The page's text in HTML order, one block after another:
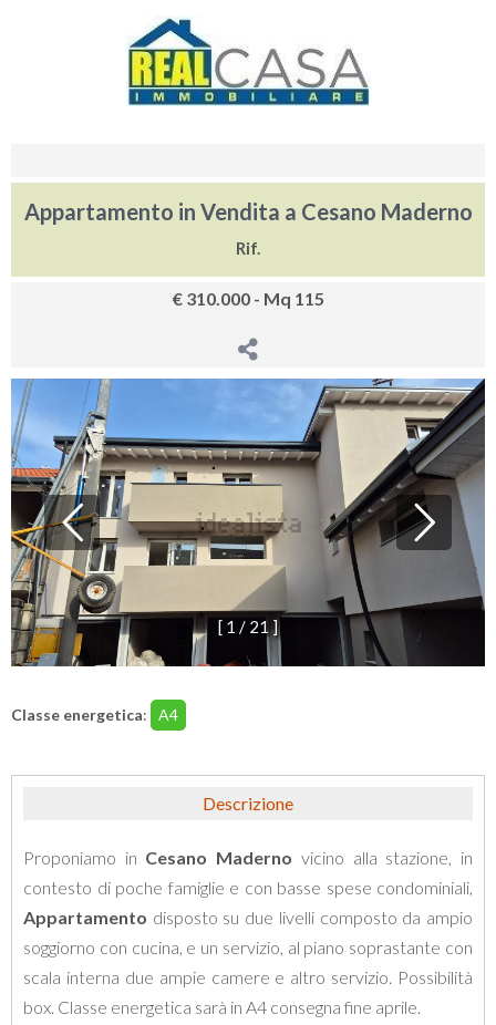
Appartamento in Vendita a Cesano Maderno
Rif.
€ 310.000 - Mq 115
[ 1 / 21]
Classe energetica: A4
Descrizione
Proponiamo in Cesano Maderno vicino alla stazione, in
contesto di poche famiglie e con basse spese condominiali,
Appartamento disposto su due livelli composto da ampio
soggiorno con cucina, e un servizio, al piano soprastante con
scala interna due ampie camere e altro servizio. Possibilità
box. Classe energetica sarà in A4 consegna fine aprile.